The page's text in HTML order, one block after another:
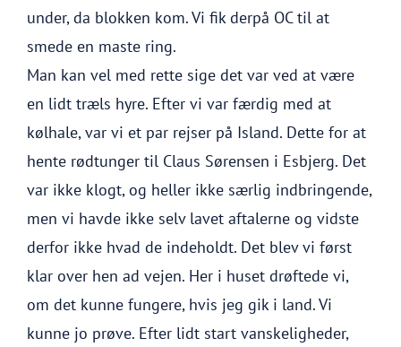
under, da blokken kom. Vi fik derpå OC til at
smede en maste ring.
Man kan vel med rette sige det var ved at være
en lidt træls hyre. Efter vi var færdig med at
kølhale, var vi et par rejser på Island. Dette for at
hente rødtunger til Claus Sørensen i Esbjerg. Det
var ikke klogt, og heller ikke særlig indbringende,
men vi havde ikke selv lavet aftalerne og vidste
derfor ikke hvad de indeholdt. Det blev vi først
klar over hen ad vejen. Her i huset drøftede vi,
om det kunne fungere, hvis jeg gik i land. Vi
kunne jo prøve. Efter lidt start vanskeligheder,